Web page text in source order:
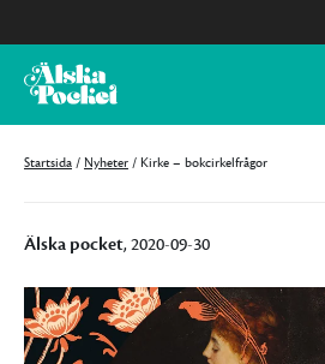
Startsida / Nyheter / Kirke – bokcirkelfrågor
Älska pocket, 2020-09-30